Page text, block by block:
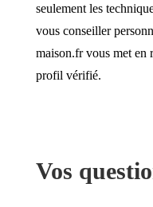
seulement les
vous conseiller
maison.fr vous met en
profil vérifié.
Vos